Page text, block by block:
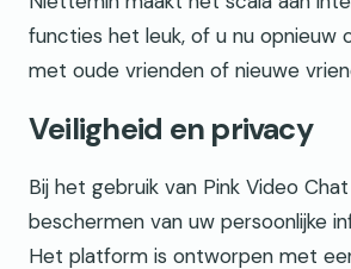
functies het leuk, of u nu opnieuw
met oude vrienden of nieuwe
Veiligheid en privacy
Bij het gebruik van Pink Video
beschermen van uw persoonlijke
Het platform is ontworpen met